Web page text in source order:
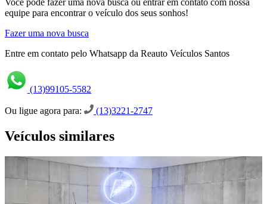
Você pode fazer uma nova busca ou entrar em contato com nossa
equipe para encontrar o veículo dos seus sonhos!
Fazer uma nova busca
Entre em contato pelo Whatsapp da Reauto Veículos Santos
(13)99105-5582
Ou ligue agora para: (13)3221-2747
Veículos similares